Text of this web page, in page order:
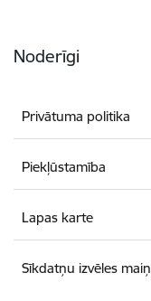
Noderīgi
Privātuma politika
Piekļūstamība
Lapas karte
Sīkdatņu izvēles